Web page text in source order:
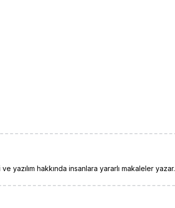
yazılım hakkında insanlara yararlı makaleler yazar.